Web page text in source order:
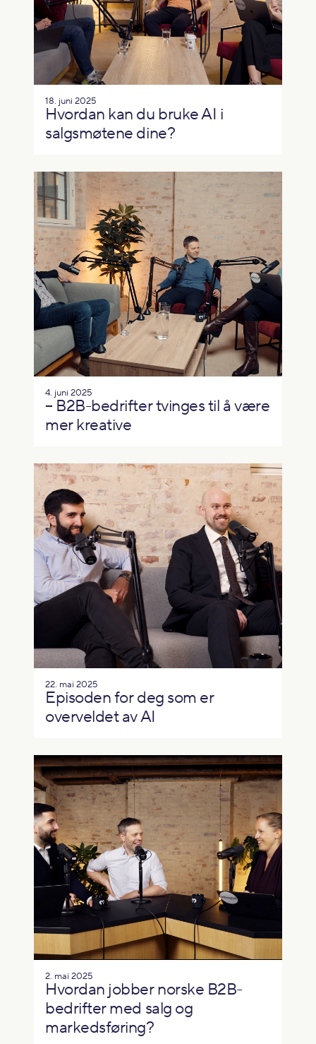
18. juni 2025
Hvordan kan du bruke AI i
salgsmøtene dine?
4. juni 2025
– B2B-bedrifter tvinges til å være
mer kreative
22. mai 2025
Episoden for deg som er
overveldet av AI
2. mai 2025
Hvordan jobber norske B2B-
bedrifter med salg og
markedsføring?